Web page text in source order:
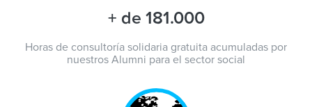
+ de 181.000
Horas de consultoría solidaria gratuita acumuladas por
nuestros Alumni para el sector social